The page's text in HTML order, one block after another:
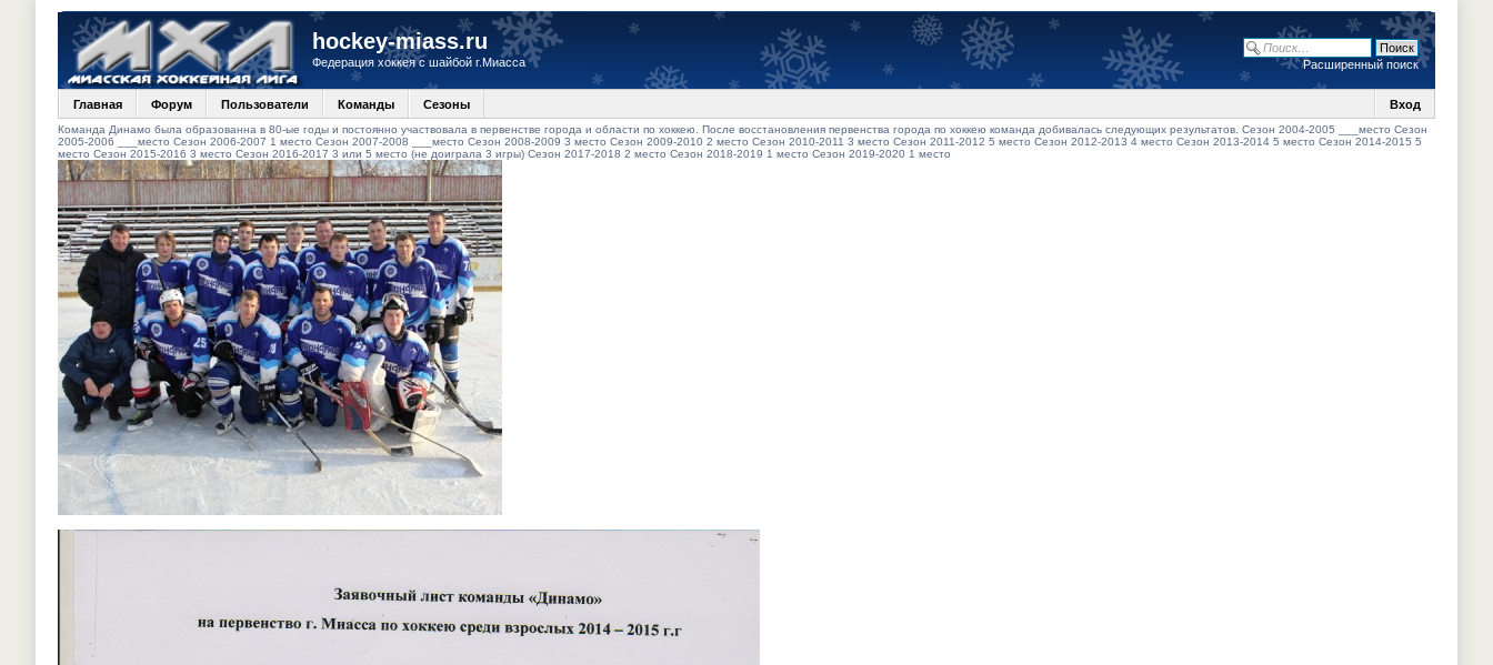
hockey-miass.ru
Федерация хоккея с шайбой г.Миасса Расширенный поиск
Главная Форум Пользователи Команды Сезоны Вход
Команда Динамо была образованна в 80-ые годы и постоянно участвовала в первенстве города и области по хоккею. После восстановления первенства города по хоккею команда добивалась следующих результатов. Сезон 2004-2005 ___место Сезон
2005-2006 ___место Сезон 2006-2007 1 место Сезон 2007-2008 ___место Сезон 2008-2009 3 место Сезон 2009-2010 2 место Сезон 2010-2011 3 место Сезон 2011-2012 5 место Сезон 2012-2013 4 место Сезон 2013-2014 5 место Сезон 2014-2015 5
место Сезон 2015-2016 3 место Сезон 2016-2017 3 или 5 место (не доиграла 3 игры) Сезон 2017-2018 2 место Сезон 2018-2019 1 место Сезон 2019-2020 1 место